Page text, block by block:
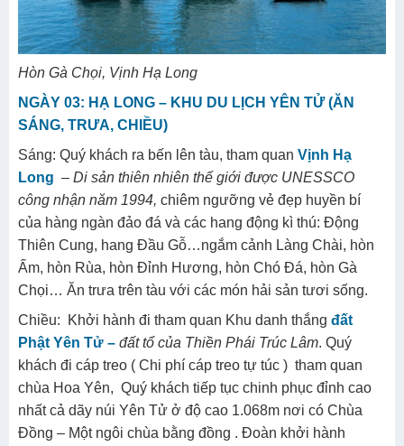
Hòn Gà Chọi, Vịnh Hạ Long
NGÀY 03: HẠ LONG – KHU DU LỊCH YÊN TỬ (ĂN
SÁNG, TRƯA, CHIỀU)
Sáng: Quý khách ra bến lên tàu, tham quan Vịnh Hạ
Long – Di sản thiên nhiên thế giới được UNESSCO
công nhận năm 1994, chiêm ngưỡng vẻ đẹp huyền bí
của hàng ngàn đảo đá và các hang động kì thú: Động
Thiên Cung, hang Đầu Gỗ…ngắm cảnh Làng Chài, hòn
Ấm, hòn Rùa, hòn Đỉnh Hương, hòn Chó Đá, hòn Gà
Chọi… Ăn trưa trên tàu với các món hải sản tươi sống.
Chiều: Khởi hành đi tham quan Khu danh thắng đất
Phật Yên Tử – đất tổ của Thiền Phái Trúc Lâm. Quý
khách đi cáp treo ( Chi phí cáp treo tự túc ) tham quan
chùa Hoa Yên, Quý khách tiếp tục chinh phục đỉnh cao
nhất cả dãy núi Yên Tử ở độ cao 1.068m nơi có Chùa
Đồng – Một ngôi chùa bằng đồng . Đoàn khởi hành